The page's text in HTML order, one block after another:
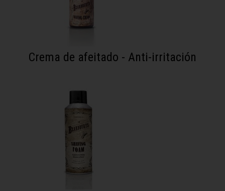
Crema de afeitado - Anti-irritación